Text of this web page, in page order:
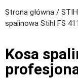
Strona główna /
spalinowa Stihl FS
Kosa